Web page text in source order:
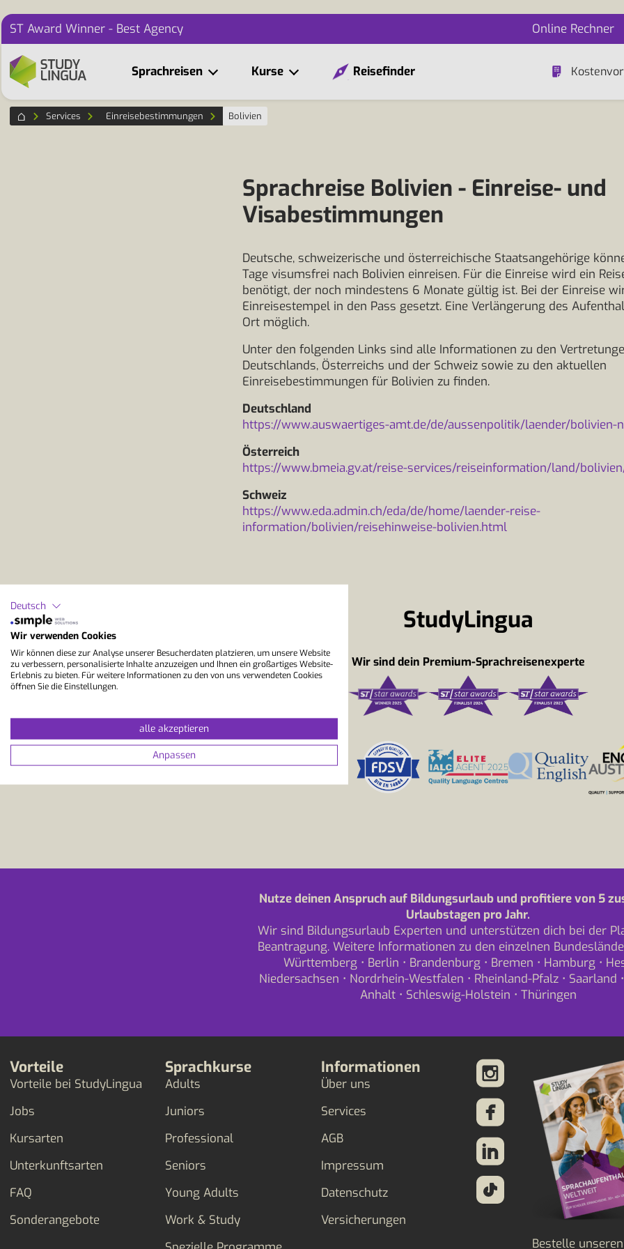
ST Award Winner - Best Agency Online Rechner
Sprachreisen Kurse Reisefinder
Services Einreisebestimmungen Bolivien
Sprachreise Bolivien - Einreise- und
Visabestimmungen
Deutsche, schweizerische und österreichische Staatsangehörige
Tage visumsfrei nach Bolivien einreisen. Für die Einreise wird ein
benötigt, der noch mindestens 6 Monate gültig ist. Bei der Einreise
Einreisestempel in den Pass gesetzt. Eine Verlängerung des
Ort möglich.
Unter den folgenden Links sind alle Informationen zu den
Deutschlands, Österreichs und der Schweiz sowie zu den aktuellen
Einreisebestimmungen für Bolivien zu finden.
Deutschland
https://www.auswaertiges-amt.de/de/aussenpolitik/laender/bolivien-
Österreich
https://www.bmeia.gv.at/reise-services/reiseinformation/land/
Schweiz
https://www.eda.admin.ch/eda/de/home/laender-reise-
information/bolivien/reisehinweise-bolivien.html
StudyLingua
Wir sind dein Premium-Sprachreisenexperte
Nutze deinen Anspruch auf Bildungsurlaub und profitiere von 5
Urlaubstagen pro Jahr.
Wir sind Bildungsurlaub Experten und unterstützen dich bei der
Beantragung. Weitere Informationen zu den einzelnen
Württemberg• Berlin • Brandenburg• Bremen • Hamburg•
Niedersachsen • Nordrhein-Westfalen • Rheinland-Pfalz • Saarland •
Anhalt• Schleswig-Holstein • Thüringen
Vorteile
Vorteile bei StudyLingua
Jobs
Kursarten
Unterkunftsarten
FAQ
Sonderangebote
Sprachkurse
Adults
Juniors
Professional
Seniors
Young Adults
Work & Study
Informationen
Über uns
Services
AGB
Impressum
Datenschutz
Versicherungen
Bestelle unseren
Deutsch
Wir verwenden Cookies
Wir können diese zur Analyse unserer Besucherdaten platzieren, um unsere Website
zu verbessern, personalisierte Inhalte anzuzeigen und Ihnen ein großartiges Website-
Erlebnis zu bieten. Für weitere Informationen zu den von uns verwendeten Cookies
öffnen Sie die Einstellungen.
alle akzeptieren
Anpassen